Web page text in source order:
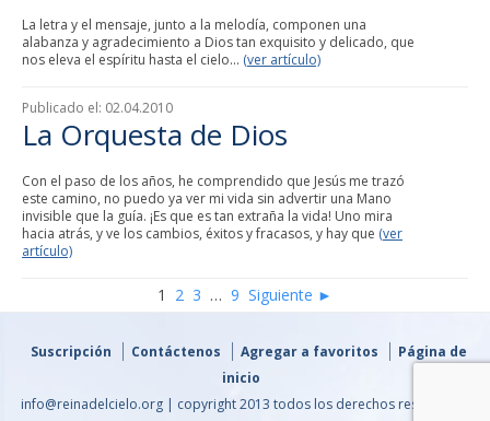
La letra y el mensaje, junto a la melodía, componen una
alabanza y agradecimiento a Dios tan exquisito y delicado, que
nos eleva el espíritu hasta el cielo... (ver artículo)
Publicado el: 02.04.2010
La Orquesta de Dios
Con el paso de los años, he comprendido que Jesús me trazó
este camino, no puedo ya ver mi vida sin advertir una Mano
invisible que la guía. ¡Es que es tan extraña la vida! Uno mira
hacia atrás, y ve los cambios, éxitos y fracasos, y hay que (ver
artículo)
1 2 3 … 9 Siguiente ►
Suscripción Contáctenos Agregar a favoritos
Página de
inicio
info@reinadelcielo.org | copyright 2013 todos los derechos reservados